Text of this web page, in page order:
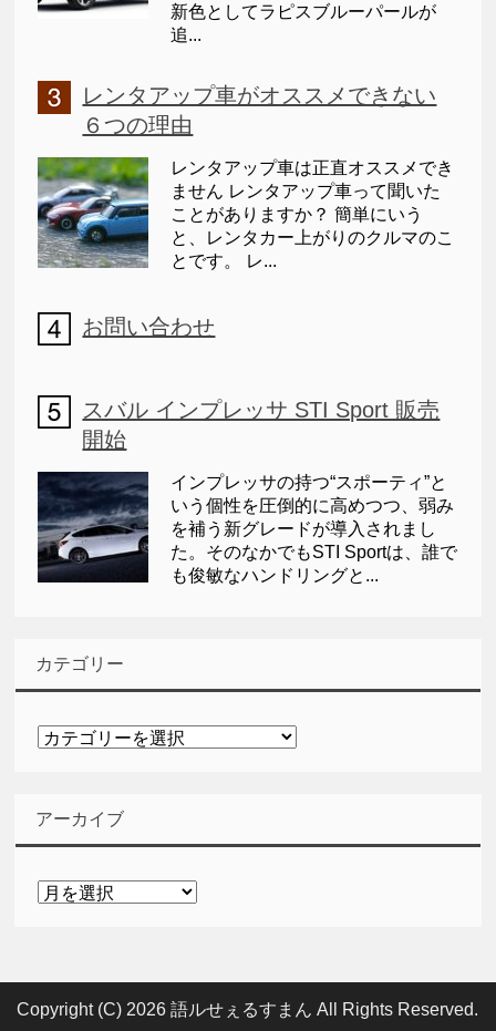
新色としてラピスブルーパールが
追...
レンタアップ車がオススメできない
６つの理由
レンタアップ車は正直オススメでき
ません レンタアップ車って聞いた
ことがありますか？ 簡単にいう
と、レンタカー上がりのクルマのこ
とです。 レ...
お問い合わせ
スバル インプレッサ STI Sport 販売
開始
インプレッサの持つ“スポーティ”と
いう個性を圧倒的に高めつつ、弱み
を補う新グレードが導入されまし
た。そのなかでもSTI Sportは、誰で
も俊敏なハンドリングと...
カテゴリー
カ
ー
アーカイブ
ア
ブ
Copyright (C) 2026 語ルせぇるすまん All Rights Reserved.